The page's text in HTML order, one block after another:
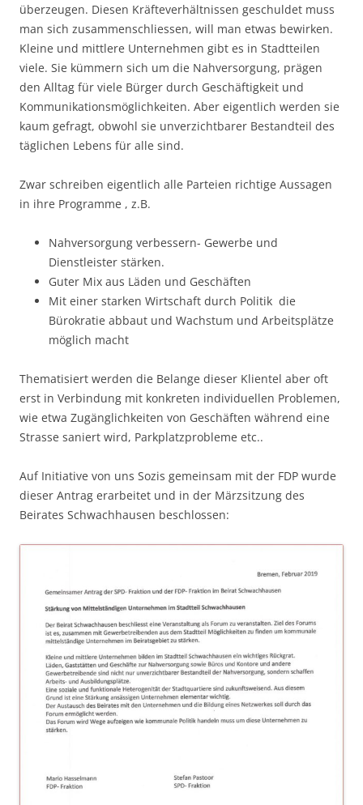
überzeugen. Diesen Kräfteverhältnissen geschuldet muss
man sich zusammenschliessen, will man etwas bewirken.
Kleine und mittlere Unternehmen gibt es in Stadtteilen
viele. Sie kümmern sich um die Nahversorgung, prägen
den Alltag für viele Bürger durch Geschäftigkeit und
Kommunikationsmöglichkeiten. Aber eigentlich werden sie
kaum gefragt, obwohl sie unverzichtbarer Bestandteil des
täglichen Lebens für alle sind.
Zwar schreiben eigentlich alle Parteien richtige Aussagen
in ihre Programme , z.B.
Nahversorgung verbessern- Gewerbe und
Dienstleister stärken.
Guter Mix aus Läden und Geschäften
Mit einer starken Wirtschaft durch Politik die
Bürokratie abbaut und Wachstum und Arbeitsplätze
möglich macht
Thematisiert werden die Belange dieser Klientel aber oft
erst in Verbindung mit konkreten individuellen Problemen,
wie etwa Zugänglichkeiten von Geschäften während eine
Strasse saniert wird, Parkplatzprobleme etc..
Auf Initiative von uns Sozis gemeinsam mit der FDP wurde
dieser Antrag erarbeitet und in der Märzsitzung des
Beirates Schwachhausen beschlossen: